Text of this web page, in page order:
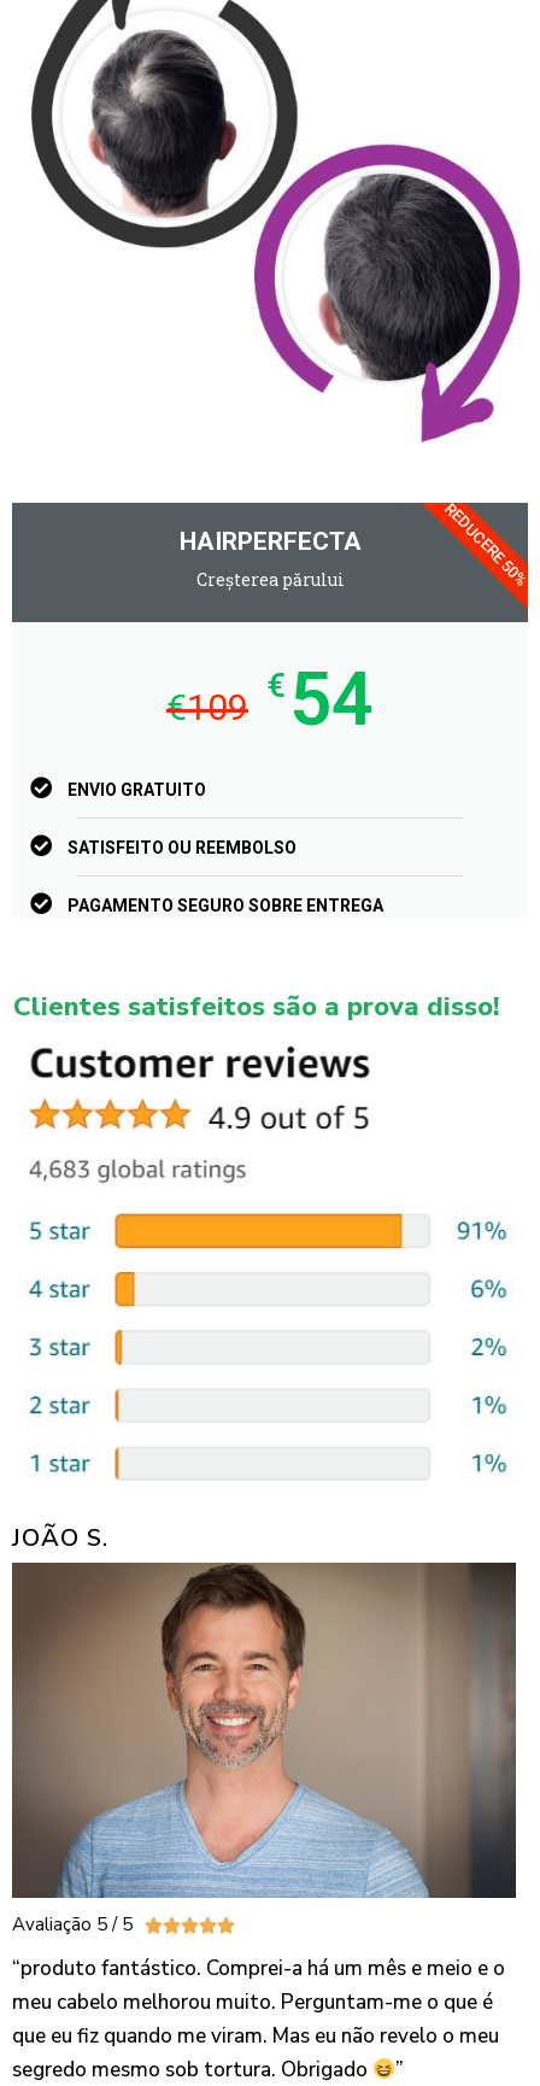
HAIRPERFECTA
Creșterea părului
€109 € 54
ENVIO GRATUITO
SATISFEITO OU REEMBOLSO
PAGAMENTO SEGURO SOBRE ENTREGA
REDUCERE 50%
Clientes satisfeitos são a prova disso!
JOÃO S.
Avaliação 5 / 5 
“produto fantástico. Comprei-a há um mês e meio e o
meu cabelo melhorou muito. Perguntam-me o que é
que eu fiz quando me viram. Mas eu não revelo o meu
segredo mesmo sob tortura. Obrigado
”